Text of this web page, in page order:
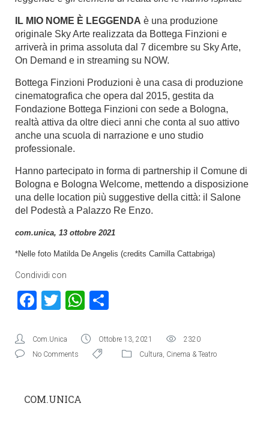
IL MIO NOME È LEGGENDA è una produzione
originale Sky Arte realizzata da Bottega Finzioni e
arriverà in prima assoluta dal 7 dicembre su Sky Arte,
On Demand e in streaming su NOW.
Bottega Finzioni Produzioni è una casa di produzione
cinematografica che opera dal 2015, gestita da
Fondazione Bottega Finzioni con sede a Bologna,
realtà attiva da oltre dieci anni che conta al suo attivo
anche una scuola di narrazione e uno studio
professionale.
Hanno partecipato in forma di partnership il Comune di
Bologna e Bologna Welcome, mettendo a disposizione
una delle location più suggestive della città: il Salone
del Podestà a Palazzo Re Enzo.
com.unica, 13 ottobre 2021
*Nelle foto Matilda De Angelis (credits Camilla Cattabriga)
Condividi con
Facebook
TwitterWhatsApp
Com.Unica Ottobre 13, 2021
2320
No Comments
Cultura Cinema & Teatro
COM.UNICA